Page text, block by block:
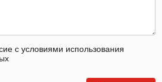
с условиями использования